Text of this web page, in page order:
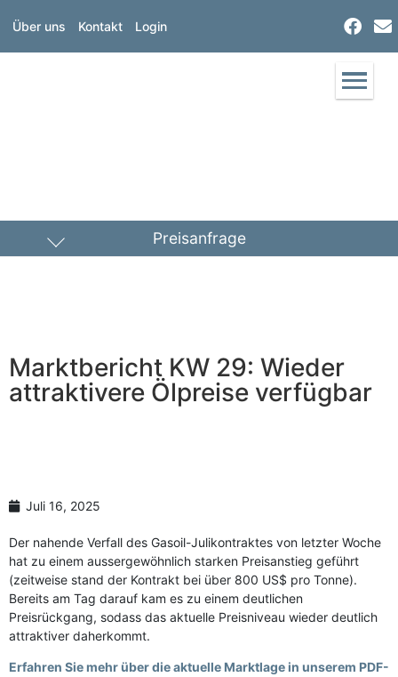
Über uns Kontakt Login
Preisanfrage
Menge
Anzahl Abladeorte
Preis berechnen
Marktbericht KW 29: Wieder
attraktivere Ölpreise verfügbar
Juli 16, 2025
Der nahende Verfall des Gasoil-Julikontraktes von letzter Woche
hat zu einem aussergewöhnlich starken Preisanstieg geführt
(zeitweise stand der Kontrakt bei über 800 US$ pro Tonne).
Bereits am Tag darauf kam es zu einem deutlichen
Preisrückgang, sodass das aktuelle Preisniveau wieder deutlich
attraktiver daherkommt.
Erfahren Sie mehr über die aktuelle Marktlage in unserem PDF-